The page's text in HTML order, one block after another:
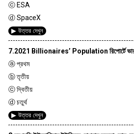
ⓒ ESA
ⓓ SpaceX
▶ উত্তর দেখুন
7.2021 Billionaires’ Population রিপোর্টে
ⓐ প্রথম
ⓑ তৃতীয়
ⓒ দ্বিতীয়
ⓓ চতুর্থ
▶ উত্তর দেখুন